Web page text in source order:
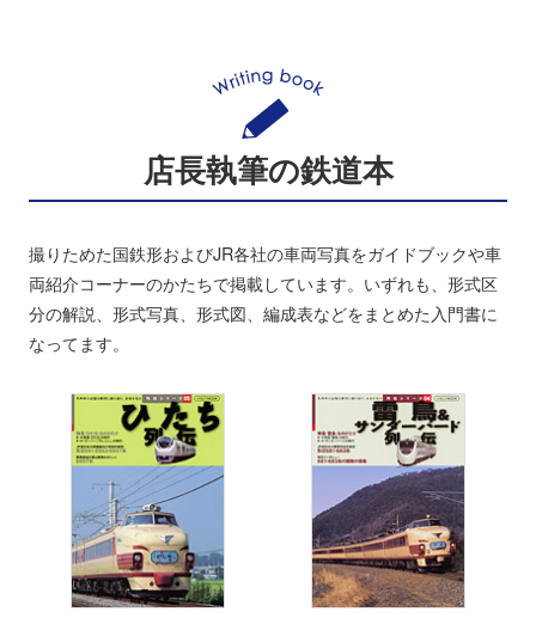
店長執筆の鉄道本
撮りためた国鉄形およびJR各社の車両写真をガイドブックや車
両紹介コーナーのかたちで掲載しています。いずれも、形式区
分の解説、形式写真、形式図、編成表などをまとめた入門書に
なってます。